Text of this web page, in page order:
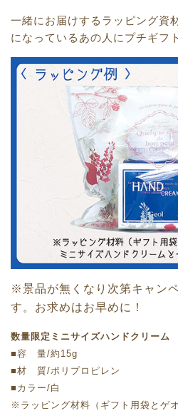
一緒にお届けするラッピング資
になっているあの人にプチギフ
※景品が無くなり次第キャン
す。お求めはお早めに！
数量限定ミニサイズハンドクリーム
■容 量/約15g
■材 質/ポリプロピレン
■カラー/白
※ラッピング材料（ギフト用袋とゲ